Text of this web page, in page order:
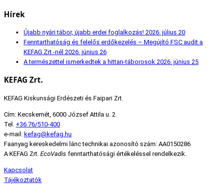
Hírek
Újabb nyári tábor, újabb erdei foglalkozás! 2026. július 20
Fenntarthatóság és felelős erdőkezelés – Megújító FSC audit a
KEFAG Zrt.-nél 2026. június 26
A természettel ismerkedtek a hittan-táborosok 2026. június 25
KEFAG Zrt.
KEFAG Kiskunsági Erdészeti és Faipari Zrt.
Cím: Kecskemét, 6000 József Attila u. 2.
Tel. +36 76/510-400
e-mail: kefag@kefag.hu
Faanyag kereskedelmi lánc technikai azonosító szám: AA0150286
A KEFAG Zrt. EcoVadis fenntarthatósági értékeléssel rendelkezik.
Kapcsolat
Tájékoztatók